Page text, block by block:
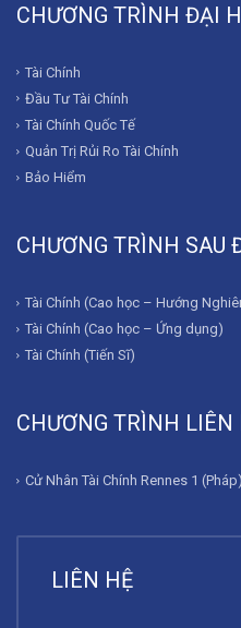
CHƯƠNG TRÌNH ĐẠI
Tài Chính
Đầu Tư Tài Chính
Tài Chính Quốc Tế
Quản Trị Rủi Ro Tài Chính
Bảo Hiểm
CHƯƠNG TRÌNH SAU
Tài Chính (Cao học – Hướng
Tài Chính (Cao học – Ứng dụng)
Tài Chính (Tiến Sĩ)
CHƯƠNG TRÌNH LIÊN
Cử Nhân Tài Chính Rennes 1 (Pháp)
LIÊN HỆ